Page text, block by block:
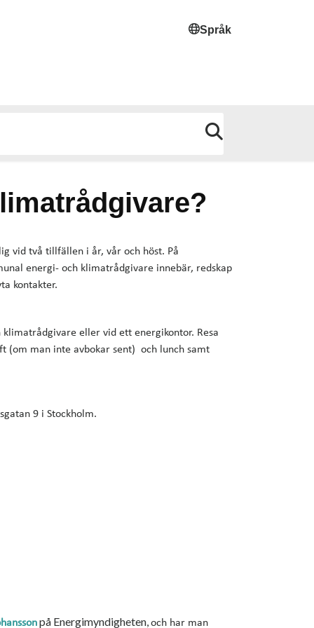
Språk
vid två tillfällen i år, vår och höst. På
energi- och klimatrådgivare innebär, redskap
kontakter.
eller vid ett energikontor. Resa
(om man inte avbokar sent) och lunch samt
9 i Stockholm.
på Energimyndigheten,och har man